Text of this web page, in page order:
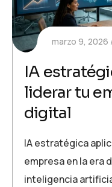
marzo 9, 2026
IA
liderar tu
digital
IA estratégica
empresa en la era
inteligencia